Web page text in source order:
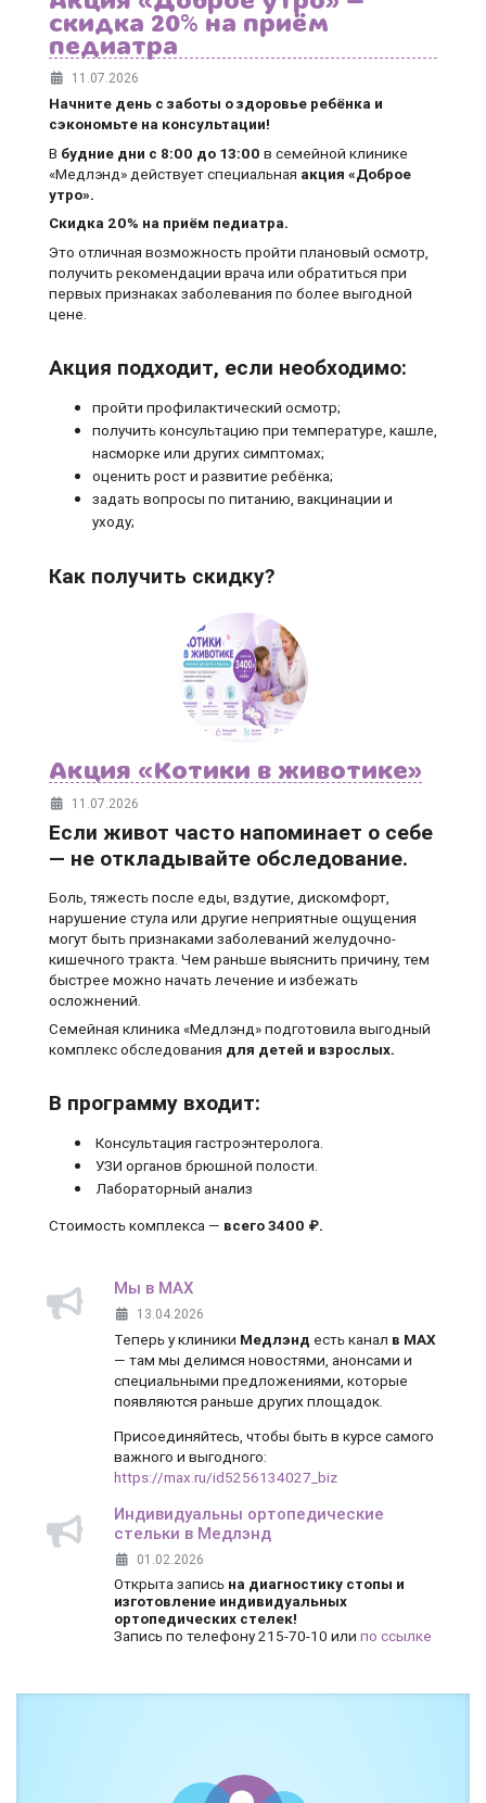
скидка 20% на приём
педиатра
11.07.2026
Начните день с заботы о здоровье ребёнка и
сэкономьте на консультации!
В будние дни с 8:00 до 13:00 в семейной клинике
«Медлэнд» действует специальная акция «Доброе
утро».
Скидка 20% на приём педиатра.
Это отличная возможность пройти плановый осмотр,
получить рекомендации врача или обратиться при
первых признаках заболевания по более выгодной
цене.
Акция подходит, если необходимо:
пройти профилактический осмотр;
получить консультацию при температуре, кашле,
насморке или других симптомах;
оценить рост и развитие ребёнка;
задать вопросы по питанию, вакцинации и
уходу;
Как получить скидку?
Акция «Котики в животике»
11.07.2026
Если живот часто напоминает о себе
— не откладывайте обследование.
Боль, тяжесть после еды, вздутие, дискомфорт,
нарушение стула или другие неприятные ощущения
могут быть признаками заболеваний желудочно-
кишечного тракта. Чем раньше выяснить причину, тем
быстрее можно начать лечение и избежать
осложнений.
Семейная клиника «Медлэнд» подготовила выгодный
комплекс обследования для детей и взрослых.
В программу входит:
Консультация гастроэнтеролога.
УЗИ органов брюшной полости.
Лабораторный анализ
Стоимость комплекса — всего 3400 ₽.
Мы в MAX
13.04.2026
Теперь у клиники Медлэнд есть канал в MAX
— там мы делимся новостями, анонсами и
специальными предложениями, которые
появляются раньше других площадок.
Присоединяйтесь, чтобы быть в курсе самого
важного и выгодного:
https://max.ru/id5256134027_biz
Индивидуальны ортопедические
стельки в Медлэнд
01.02.2026
Открыта запись на диагностику стопы и
изготовление индивидуальных
ортопедических стелек!
Запись по телефону 215-70-10 или по ссылке